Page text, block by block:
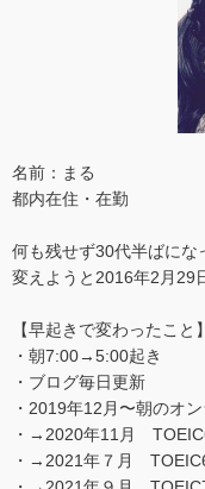
名前：まる
都内在住・在勤
何も残せず30代半ばにな
変えようと2016年2月29
【早起きで変わったこと】
・朝7:00→5:00起き
・ブログ毎日更新
・2019年12月〜朝のオ
・→2020年11月
・→2021年７月